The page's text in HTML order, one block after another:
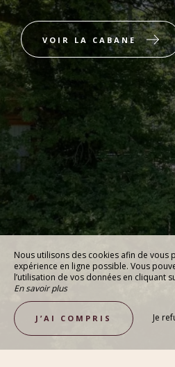
VOIR LA CABANE
Nous utilisons des cookies afin de vous
expérience en ligne possible. Vous
l’utilisation de vos données en cliquant
En savoir plus
J’AI COMPRIS Je